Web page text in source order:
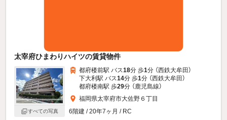
太宰府ひまわりハイツの賃貸物件
すべての写真
都府楼前駅 バス18分 歩1分 （西鉄大牟田）
下大利駅 バス14分 歩1分 （西鉄大牟田）
都府楼南駅 歩29分 （鹿児島線）
福岡県太宰府市大佐野６丁目
6階建 / 20年7ヶ月 / RC